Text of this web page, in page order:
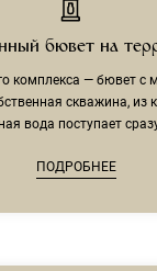
бювет на
комплекса — бювет с
скважина, из
вода поступает
ПОДРОБНЕЕ